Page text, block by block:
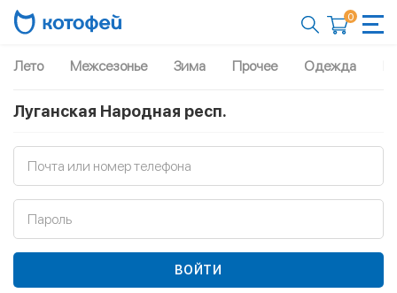
0
Лето Межсезонье Зима Прочее Одежда
Луганская Народная респ.
Почта или номер телефона
Пароль
ВОЙТИ